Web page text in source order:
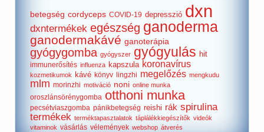
betegség cordyceps COVID-19 depresszió dxn
dxntermékek egészség ganoderma
ganodermakávé ganoterápia
gyógygomba gyógyszer gyógyulás hit
immunerősítés influenza kapszula koronavírus
kozmetikumok kávé könyv lingzhi megelőzés mengkudu
mlm morinzhi motiváció noni online munka
oroszlánsörénygomba otthoni munka
pecsétviaszgomba pánikbetegség reishi rák spirulina
termékek terméktapasztalatok táplálékkiegészítők videók
vitaminok vásárlás vélemények webshop átverés